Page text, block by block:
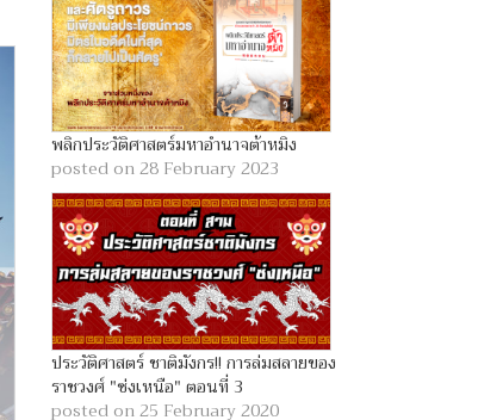
พลิกประวัติศาสตร์มหาอำนาจต้าหมิง
posted on 28 February 2023
ประวัติศาสตร์ ชาติมังกร!! การล่มสลายของ
ราชวงศ์ "ซ่งเหนือ" ตอนที่ 3
posted on 25 February 2020